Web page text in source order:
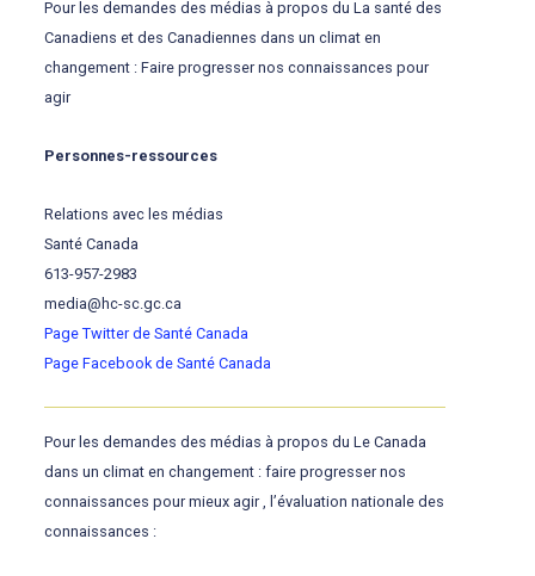
Pour les demandes des médias à propos du La santé des
Canadiens et des Canadiennes dans un climat en
changement : Faire progresser nos connaissances pour
agir
Personnes-ressources
Relations avec les médias
Santé Canada
613-957-2983
media@hc-sc.gc.ca
Page Twitter de Santé Canada
Page Facebook de Santé Canada
Pour les demandes des médias à propos du Le Canada
dans un climat en changement : faire progresser nos
connaissances pour mieux agir , l’évaluation nationale des
connaissances :